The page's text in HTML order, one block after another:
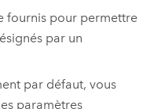
fournis pour permettre
par un
par défaut, vous
paramètres